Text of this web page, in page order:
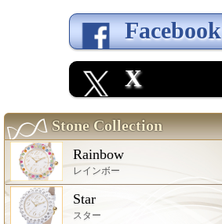
Facebook
X
Stone Collection
Rainbow
レインボー
Star
スター